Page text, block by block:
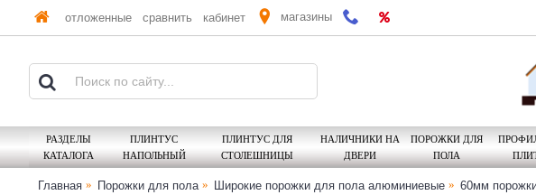
отложенные сравнить кабинет магазины
РАЗДЕЛЫ
КАТАЛОГА
ПЛИНТУС
НАПОЛЬНЫЙ
ПЛИНТУС ДЛЯ
СТОЛЕШНИЦЫ
НАЛИЧНИКИ НА
ДВЕРИ
ПОРОЖКИ ДЛЯ
ПОЛА
Главная Порожки для пола Широкие порожки для пола алюминиевые
60мм